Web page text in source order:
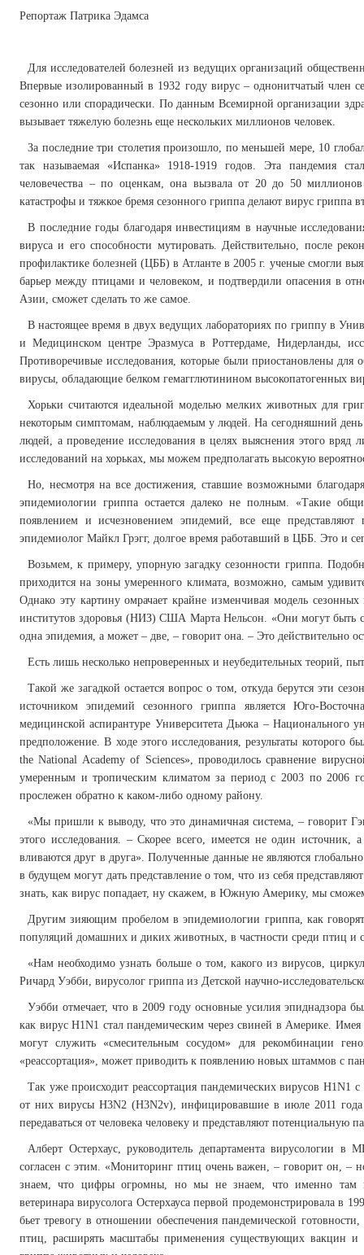
Репортаж Патрика Эдамса
Для исследователей болезней из ведущих организаций
Впервые изолированный в 1932 году вирус – однонитчатый член
сезонно или спорадически. По данным Всемирной организации
вызывает тяжелую болезнь еще нескольких миллионов человек.
За последние три столетия произошло, по меньшей мере, 10
так называемая «Испанка» 1918-1919 годов. Эта пандемия
человечества – по оценкам, она вызвала от 20 до 50
катастрофы и тяжкое бремя сезонного гриппа делают вирус
В последние годы благодаря инвестициям в научные
вируса и его способности мутировать. Действительно, после
профилактике болезней (ЦББ) в Атланте в 2005 г. ученые смогли
барьер между птицами и человеком, и подтвердили опасения в
Азии, сможет сделать то же самое.
В настоящее время в двух ведущих лабораториях по гриппу в
и Медицинском центре Эразмуса в Роттердаме, Нидерланды,
Противоречивые исследования, которые были приостановлены для
вирусы, обладающие белком гемагглютинином высокопатогенных
Хорьки считаются идеальной моделью мелких животных для
некоторым симптомам, наблюдаемым у людей. На сегодняшний
людей, а проведение исследования в целях выяснения этого
исследований на хорьках, мы можем предполагать высокую
Но, несмотря на все достижения, ставшие возможными
эпидемиологии гриппа остается далеко не полным. «Такие
появлением и исчезновением эпидемий, все еще
эпидемиолог Майкл Грэгг, долгое время работавший в ЦББ. Это и
Возьмем, к примеру, упорную загадку сезонности гриппа.
приходится на зоны умеренного климата, возможно, самым
Однако эту картину омрачает крайне изменчивая модель
институтов здоровья (НИЗ) США Марта Нельсон. «Они могут быть
одна эпидемия, а может – две, – говорит она. – Это действительно
Есть лишь несколько непроверенных и неубедительных теорий,
Такой же загадкой остается вопрос о том, откуда берутся эти
источником эпидемий сезонного гриппа является Юго-
медицинской аспирантуре Университета Дьюка – Национального
предположение. В ходе этого исследования, результаты
the National Academy of Sciences», проводилось сравнение
умеренным и тропическим климатом за период с 2003 по
прослежен обратно к каком-либо одному району.
«Мы пришли к выводу, что это динамичная система, – говорит
этого исследования. – Скорее всего, имеется не один
вливаются друг в друга». Полученные данные не являются
в будущем могут дать представление о том, что из себя
знать, как вирус попадает, ну скажем, в Южную Америку, мы
Другим зияющим пробелом в эпидемиологии гриппа, как
популяций домашних и диких животных, в частности среди птиц и
«Нам необходимо узнать больше о том, какого из вирусов,
Ричард Уэбби, вирусолог гриппа из Детской научно-
Уэбби отмечает, что в 2009 году основные усилия эпиднадзора
как вирус H1N1 стал пандемическим через свиней в Америке.
могут служить «смесительным сосудом» для рекомбинации
«реассортация», может приводить к появлению новых штаммов с
Так уже происходит реассортация пандемических вирусов H1N1
от них вирусы H3N2 (H3N2v), инфицировавшие в июле 2011
передаваться от человека человеку и представляют потенциальную
Алберт Остерхаус, руководитель департамента вирусологии
согласен с этим. «Мониторинг птиц очень важен, – говорит он,
знаем, что цифры огромны, но мы не знаем, что именно там
ветеринара вирусолога Остерхауса первой продемонстрировала в
бьет тревогу в отношении обеспечения пандемической
птиц, расширять масштабы применения существующих вакцин